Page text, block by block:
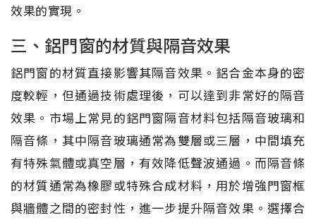
效果的實現。
三、鋁門窗的材質與隔音效果
鋁門窗的材質直接影響其隔音效果。鋁合金本身的密
度較輕，但通過技術處理後，可以達到非常好的隔音
效果。市場上常見的鋁門窗隔音材料包括隔音玻璃和
隔音條，其中隔音玻璃通常為雙層或三層，中間填充
有特殊氣體或真空層，有效降低聲波通過。而隔音條
的材質通常為橡膠或特殊合成材料，用於增強門窗框
與牆體之間的密封性，進一步提升隔音效果。選擇合